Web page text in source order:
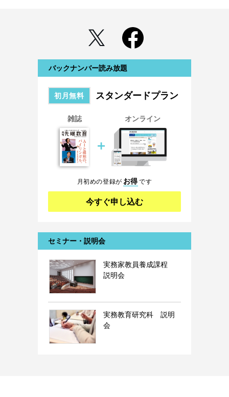
バックナンバー読み放題
初月無料 スタンダードプラン
雑誌
＋
オンライン
月初めの登録が お得です
今すぐ申し込む
セミナー・説明会
実務家教員養成課程
説明会
実務教育研究科 説明
会